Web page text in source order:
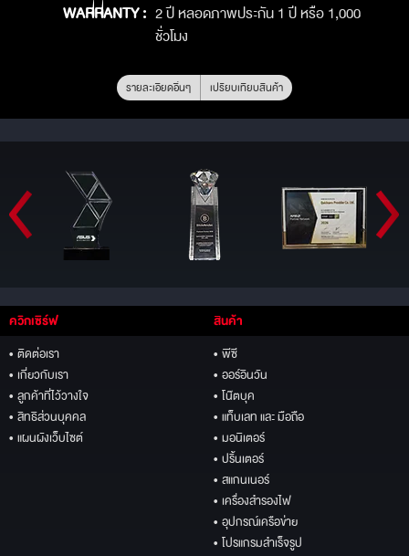
WARRANTY : 2 ปี หลอดภาพประกัน 1 ปี หรือ 1,000
ชั่วโมง
รายละเอียดอื่นๆ เปรียบเทียบสินค้า
ควิกเซิร์ฟ
• ติดต่อเรา
• เกี่ยวกับเรา
• ลูกค้าที่ไว้วางใจ
• สิทธิส่วนบุคคล
• แผนผังเว็บไซต์
สินค้า
• พีซี
• ออร์อินวัน
• โน๊ตบุค
• แท็บเลท และ มือถือ
• มอนิเตอร์
• ปริ้นเตอร์
• สแกนเนอร์
• เครื่องสำรองไฟ
• อุปกรณ์เครือข่าย
• โปรแกรมสำเร็จรูป